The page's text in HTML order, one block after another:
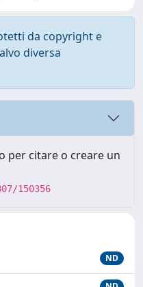
da copyright e
diversa
per citare o creare un
150356
ND